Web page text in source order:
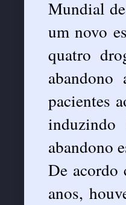
Mundial
um novo
quatro
abandono
pacientes
abandono
De acordo
anos,